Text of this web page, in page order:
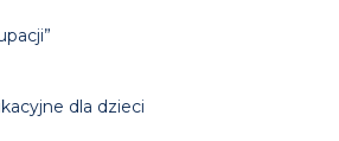
dla dzieci